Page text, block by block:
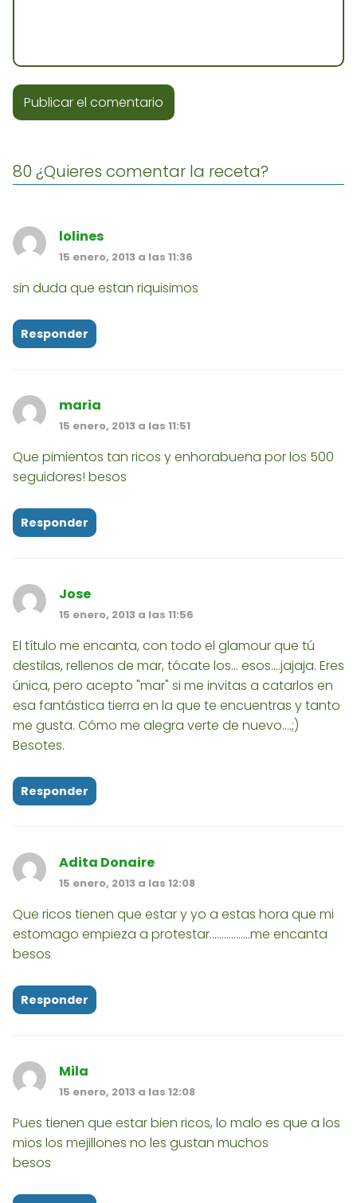
80 ¿Quieres comentar la receta?
lolines
15 enero, 2013 a las 11:36
sin duda que estan riquisimos
Responder
maria
15 enero, 2013 a las 11:51
Que pimientos tan ricos y enhorabuena por los 500
seguidores! besos
Responder
Jose
15 enero, 2013 a las 11:56
El título me encanta, con todo el glamour que tú
destilas, rellenos de mar, tócate los... esos....jajaja. Eres
única, pero acepto "mar" si me invitas a catarlos en
esa fantástica tierra en la que te encuentras y tanto
me gusta. Cómo me alegra verte de nuevo....;)
Besotes.
Responder
Adita Donaire
15 enero, 2013 a las 12:08
Que ricos tienen que estar y yo a estas hora que mi
estomago empieza a protestar.................me encanta
besos
Responder
Mila
15 enero, 2013 a las 12:08
Pues tienen que estar bien ricos, lo malo es que a los
mios los mejillones no les gustan muchos
besos